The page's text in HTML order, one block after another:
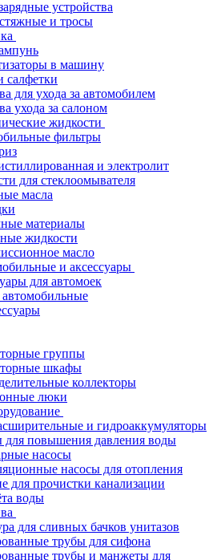
устройства
и тросы
в машину
салфетки
для ухода за автомобилем
ухода за салоном
жидкости
фильтры
и электролит
для стеклоомывателя
масла
материалы
жидкости
масло
и аксессуары
для автомоек
группы
шкафы
коллекторы
люки
и гидроаккумуляторы
для повышения давления воды
насосы
насосы для отопления
для прочистки канализации
воды
для сливных бачков унитазов
трубы для сифона
трубы и манжеты для